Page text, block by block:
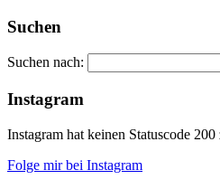
Suchen
Suchen nach:
Instagram
Instagram hat keinen Statuscode 200
Folge mir bei Instagram